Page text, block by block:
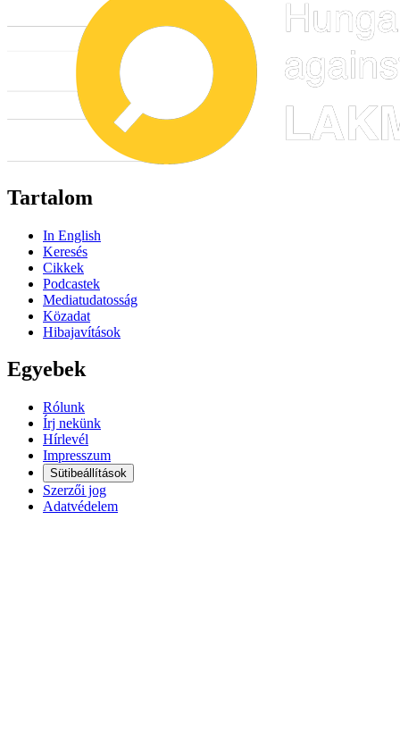
Tartalom
In English
Keresés
Cikkek
Podcastek
Mediatudatosság
Közadat
Hibajavítások
Egyebek
Rólunk
Írj nekünk
Hírlevél
Impresszum
Sütibeállítások
Szerzői jog
Adatvédelem